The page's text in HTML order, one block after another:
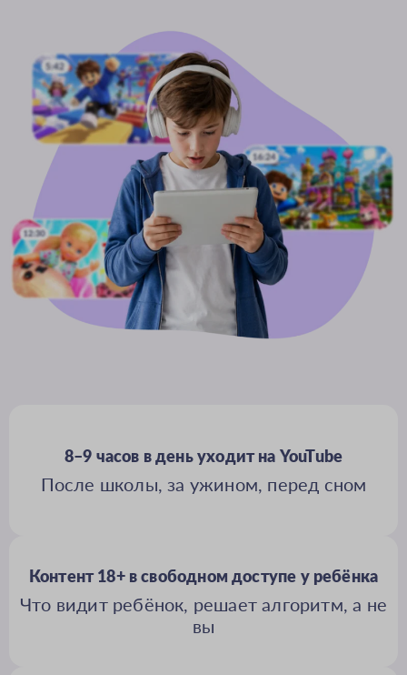
8–9 часов в день уходит на YouTube
После школы, за ужином, перед сном
Контент 18+ в свободном доступе у ребёнка
Что видит ребёнок, решает алгоритм, а не
вы